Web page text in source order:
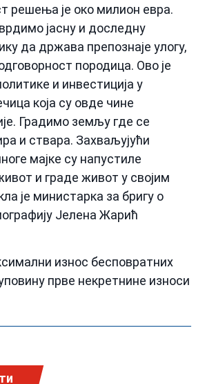
решења је око милион евра.
јасну и доследну
да држава препознаје улогу,
породица. Ово је
и инвестиција у
која су овде чине
Градимо земљу где се
и ствара. Захваљујући
мајке су напустиле
и граде живот у својим
је министарка за бригу о
Јелена Жарић
износ бесповратних
прве некретнине износи